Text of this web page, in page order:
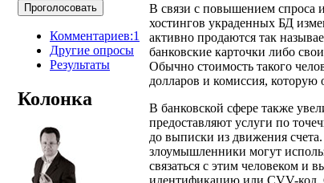
Комментариев:1
Другие опросы
Результаты
Колонка
В связи с повышением спроса
хостингов украденных БД
активно продаются так
банковские карточки либо
Обычно стоимость такого
долларов и комиссия,
В банковской сфере также
предоставляют услуги по
до выписки из движения
злоумышленники могут
связаться с этим человеком и
идентификацию или CVV-код.